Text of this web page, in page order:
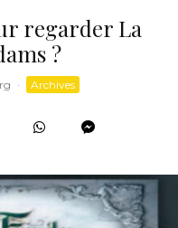
regarder La
?
· Archives